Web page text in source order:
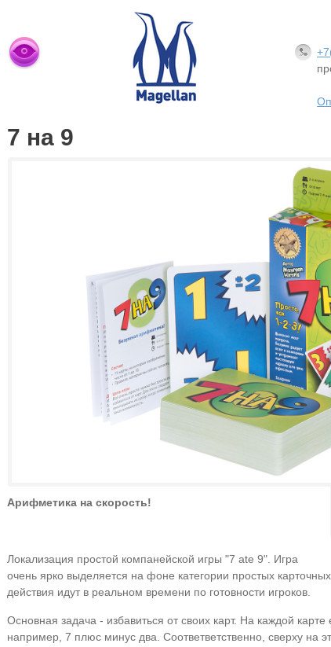
7 на 9
Арифметика на скорость!
Локализация простой компанейской игры "7 ate 9". Игра
очень ярко выделяется на фоне категории простых
действия идут в реальном времени по готовности игроков.
Основная задача - избавиться от своих карт. На каждой
например, 7 плюс минус два. Соответветственно, сверху на